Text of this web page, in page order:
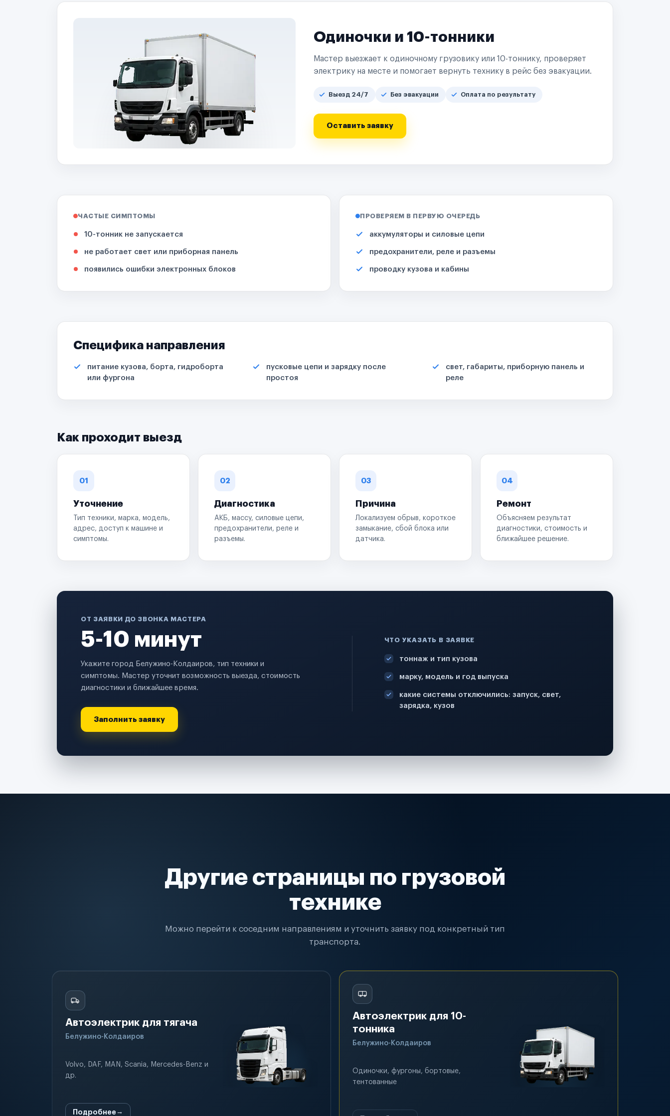
Одиночки и 10-тонники
Мастер выезжает к одиночному грузовику или 10-тоннику, проверяет
электрику на месте и помогает вернуть технику в рейс без эвакуации.
Выезд 24/7 Без эвакуации Оплата по результату
Оставить заявку
ЧАСТЫЕ СИМПТОМЫ
10-тонник не запускается
не работает свет или приборная панель
появились ошибки электронных блоков
ПРОВЕРЯЕМ В ПЕРВУЮ ОЧЕРЕДЬ
аккумуляторы и силовые цепи
предохранители, реле и разъемы
проводку кузова и кабины
Специфика направления
питание кузова, борта, гидроборта
или фургона
пусковые цепи и зарядку после
простоя
свет, габариты, приборную панель и
реле
Как проходит выезд
01
Уточнение
Тип техники, марка, модель,
адрес, доступ к машине и
симптомы.
02
Диагностика
АКБ, массу, силовые цепи,
предохранители, реле и
разъемы.
03
Причина
Локализуем обрыв, короткое
замыкание, сбой блока или
датчика.
04
Ремонт
Объясняем результат
диагностики, стоимость и
ближайшее решение.
ОТ ЗАЯВКИ ДО ЗВОНКА МАСТЕРА
5-10 минут
Укажите город Белужино-Колдаиров, тип техники и
симптомы. Мастер уточнит возможность выезда, стоимость
диагностики и ближайшее время.
Заполнить заявку
ЧТО УКАЗАТЬ В ЗАЯВКЕ
тоннаж и тип кузова
марку, модель и год выпуска
какие системы отключились: запуск, свет,
зарядка, кузов
Другие страницы по грузовой
технике
Можно перейти к соседним направлениям и уточнить заявку под конкретный тип
транспорта.
Автоэлектрик для тягача
Белужино-Колдаиров
Volvo, DAF, MAN, Scania, Mercedes-Benz и
др.
Подробнее
Автоэлектрик для 10-
тонника
Белужино-Колдаиров
Одиночки, фургоны, бортовые,
тентованные